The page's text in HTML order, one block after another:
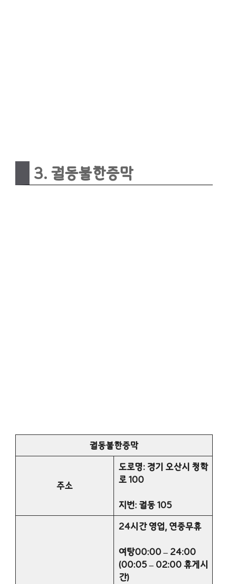
3. 궐동불한증막
궐동불한증막
주소
도로명: 경기 오산시 청학
로 100
지번: 궐동 105
24시간 영업, 연중무휴
여탕00:00 – 24:00
(00:05 – 02:00 휴게시
간)